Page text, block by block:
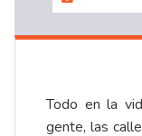
Todo en la
gente, las